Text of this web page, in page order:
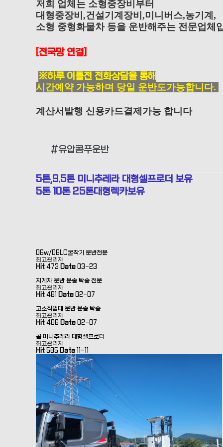
저희 업체는 소형중장비부터
대형중장비,건설기계장비,미니버스,농기계,
소형 중형화물차 등을 운반해주는 전문업체
[전국망 연결]
※하루 이틀전 전화상담을 통해
시간예약 가능하며 당일 운반도가능합니다.
계산서발행 신용카드결제가능 합니다
#유압콤푸운반
5톤,9.5톤 미니추레라 대형셀프로더 보유
5톤 10톤 25톤대형렉카보유
06w/06LC굴착기 운반전문
최고관리자
Hit 473 Date 03-23
지게차 운반 운송 탁송 전문
최고관리자
Hit 481 Date 02-07
고소작업대 운반 운송 탁송
최고관리자
Hit 406 Date 02-07
곰 미니추레라 대형셀프로더
최고관리자
Hit 585 Date 11-11